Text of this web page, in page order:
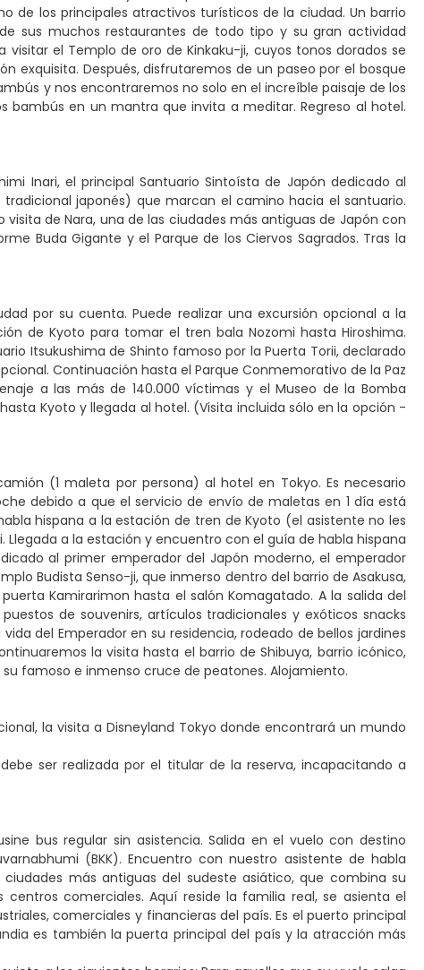
de los principales atractivos turísticos de la ciudad. Un barrio
sus muchos restaurantes de todo tipo y su gran actividad
el Templo de oro de Kinkaku-ji, cuyos tonos dorados se
exquisita. Después, disfrutaremos de un paseo por el bosque
y nos encontraremos no solo en el increíble paisaje de los
bambús en un mantra que invita a meditar. Regreso al hotel.
Inari, el principal Santuario Sintoísta de Japón dedicado al
japonés) que marcan el camino hacia el santuario.
de Nara, una de las ciudades más antiguas de Japón con
Buda Gigante y el Parque de los Ciervos Sagrados. Tras la
por su cuenta. Puede realizar una excursión opcional a la
de Kyoto para tomar el tren bala Nozomi hasta Hiroshima.
Itsukushima de Shinto famoso por la Puerta Torii, declarado
Continuación hasta el Parque Conmemorativo de la Paz
a las más de 140.000 víctimas y el Museo de la Bomba
Kyoto y llegada al hotel. (Visita incluida sólo en la opción -
(1 maleta por persona) al hotel en Tokyo. Es necesario
debido a que el servicio de envío de maletas en 1 día está
hispana a la estación de tren de Kyoto (el asistente no les
a la estación y encuentro con el guía de habla hispana
al primer emperador del Japón moderno, el emperador
Budista Senso-ji, que inmerso dentro del barrio de Asakusa,
Kamirarimon hasta el salón Komagatado. A la salida del
de souvenirs, artículos tradicionales y exóticos snacks
del Emperador en su residencia, rodeado de bellos jardines
la visita hasta el barrio de Shibuya, barrio icónico,
famoso e inmenso cruce de peatones. Alojamiento.
la visita a Disneyland Tokyo donde encontrará un mundo
ser realizada por el titular de la reserva, incapacitando a
bus regular sin asistencia. Salida en el vuelo con destino
(BKK). Encuentro con nuestro asistente de habla
más antiguas del sudeste asiático, que combina su
comerciales. Aquí reside la familia real, se asienta el
comerciales y financieras del país. Es el puerto principal
es también la puerta principal del país y la atracción más